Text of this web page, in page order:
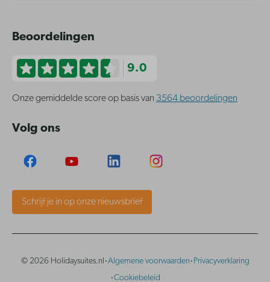
Beoordelingen
9.0
Onze gemiddelde score op basis van 3564 beoordelingen
Volg ons
Schrijf je in op onze nieuwsbrief
© 2026 Holidaysuites.nl ·Algemene voorwaarden· Privacyverklaring
·Cookiebeleid